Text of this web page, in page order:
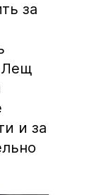
за
Лещ
и за